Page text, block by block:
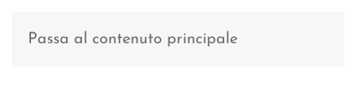
Passa al contenuto principale